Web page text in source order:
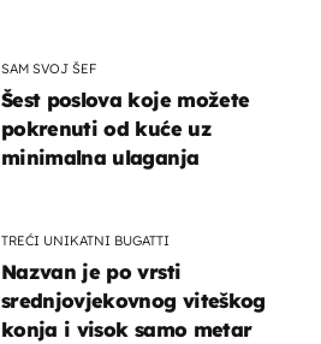
SAM SVOJ ŠEF
Šest poslova koje možete
pokrenuti od kuće uz
minimalna ulaganja
TREĆI UNIKATNI BUGATTI
Nazvan je po vrsti
srednjovjekovnog viteškog
konja i visok samo metar